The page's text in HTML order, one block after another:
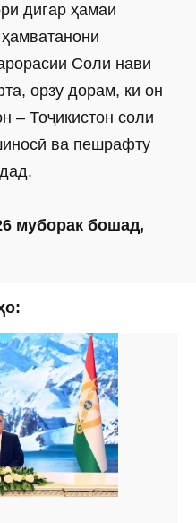
дигар ҳамаи
Соли нави
орзу дорам, ки он
– Тоҷикистон соли
ва пешрафту
муборак бошад,